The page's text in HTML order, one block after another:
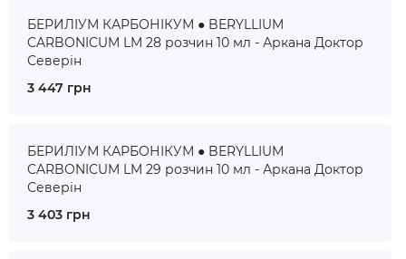
БЕРИЛІУМ КАРБОНІКУМ ● BERYLLIUM
CARBONICUM LM 28 розчин 10 мл - Аркана Доктор
Северін
3 447 грн
БЕРИЛІУМ КАРБОНІКУМ ● BERYLLIUM
CARBONICUM LM 29 розчин 10 мл - Аркана Доктор
Северін
3 403 грн